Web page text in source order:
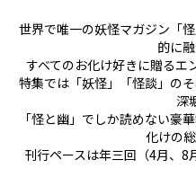
世界で唯一の妖怪マガジン「
的に融
すべてのお化け好きに贈るエ
特集では「妖怪」「怪談」の
深
「怪と幽」でしか読めない豪
化けの総
刊行ペースは年三回（4月、8